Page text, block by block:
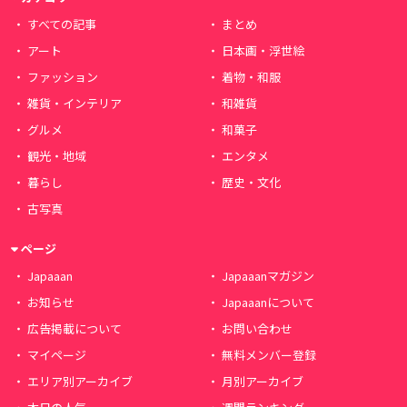
すべての記事
まとめ
アート
日本画・浮世絵
ファッション
着物・和服
雑貨・インテリア
和雑貨
グルメ
和菓子
観光・地域
エンタメ
暮らし
歴史・文化
古写真
ページ
Japaaan
Japaaanマガジン
お知らせ
Japaaanについて
広告掲載について
お問い合わせ
マイページ
無料メンバー登録
エリア別アーカイブ
月別アーカイブ